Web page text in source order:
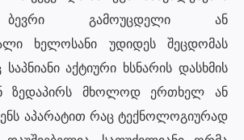
ბევრი გამოუცდელი ან
ხელოსანი უდიდეს შეცდომას
აქტიური ხსნარის დასხმის
ზედაპირს მხოლოდ ერთხელ ან
აპარატით რაც ტექნოლოგიურად